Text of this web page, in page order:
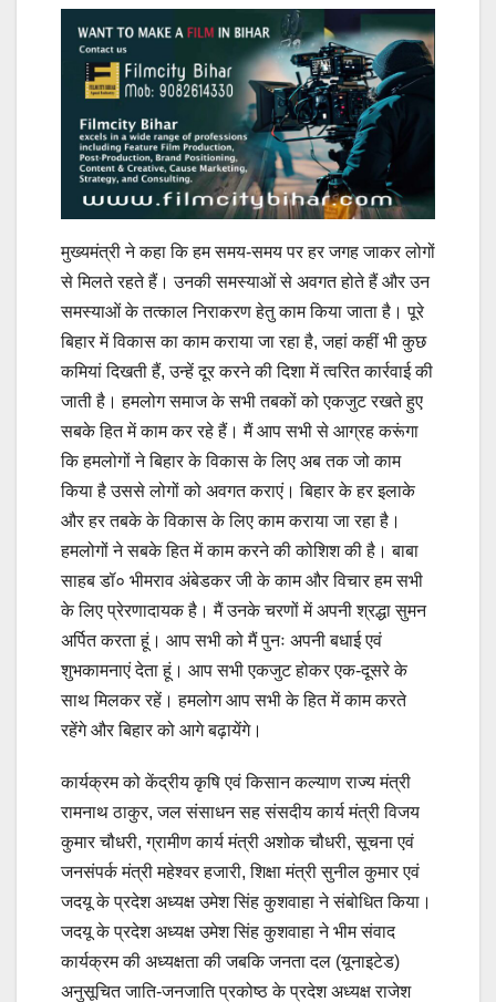
मुख्यमंत्री ने कहा कि हम समय-समय पर हर जगह जाकर लोगों
से मिलते रहते हैं। उनकी समस्याओं से अवगत होते हैं और उन
समस्याओं के तत्काल निराकरण हेतु काम किया जाता है। पूरे
बिहार में विकास का काम कराया जा रहा है, जहां कहीं भी कुछ
कमियां दिखती हैं, उन्हें दूर करने की दिशा में त्वरित कार्रवाई की
जाती है। हमलोग समाज के सभी तबकों को एकजुट रखते हुए
सबके हित में काम कर रहे हैं। मैं आप सभी से आग्रह करूंगा
कि हमलोगों ने बिहार के विकास के लिए अब तक जो काम
किया है उससे लोगों को अवगत कराएं। बिहार के हर इलाके
और हर तबके के विकास के लिए काम कराया जा रहा है।
हमलोगों ने सबके हित में काम करने की कोशिश की है। बाबा
साहब डॉ० भीमराव अंबेडकर जी के काम और विचार हम सभी
के लिए प्रेरणादायक है। मैं उनके चरणों में अपनी श्रद्धा सुमन
अर्पित करता हूं। आप सभी को मैं पुनः अपनी बधाई एवं
शुभकामनाएं देता हूं। आप सभी एकजुट होकर एक-दूसरे के
साथ मिलकर रहें। हमलोग आप सभी के हित में काम करते
रहेंगे और बिहार को आगे बढ़ायेंगे।
कार्यक्रम को केंद्रीय कृषि एवं किसान कल्याण राज्य मंत्री
रामनाथ ठाकुर, जल संसाधन सह संसदीय कार्य मंत्री विजय
कुमार चौधरी, ग्रामीण कार्य मंत्री अशोक चौधरी, सूचना एवं
जनसंपर्क मंत्री महेश्वर हजारी, शिक्षा मंत्री सुनील कुमार एवं
जदयू के प्रदेश अध्यक्ष उमेश सिंह कुशवाहा ने संबोधित किया।
जदयू के प्रदेश अध्यक्ष उमेश सिंह कुशवाहा ने भीम संवाद
कार्यक्रम की अध्यक्षता की जबकि जनता दल (यूनाइटेड)
अनुसूचित जाति-जनजाति प्रकोष्ठ के प्रदेश अध्यक्ष राजेश